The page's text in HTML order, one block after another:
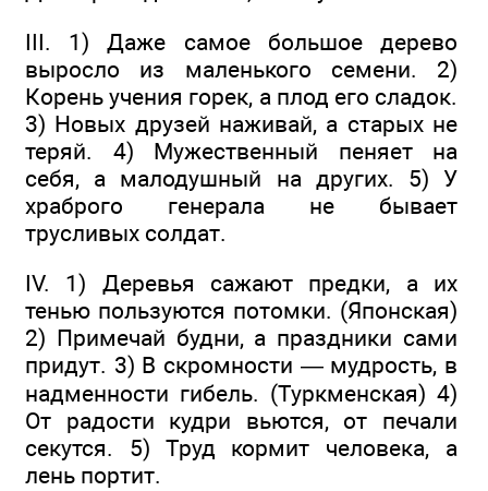
III. 1) Даже самое большое дерево
выросло из маленького семени. 2)
Корень учения горек, а плод его сладок.
3) Новых друзей наживай, а старых не
теряй. 4) Мужественный пеняет на
себя, а малодушный на других. 5) У
храброго генерала не бывает
трусливых солдат.
IV. 1) Деревья сажают предки, а их
тенью пользуются потомки. (Японская)
2) Примечай будни, а праздники сами
придут. 3) В скромности — мудрость, в
надменности гибель. (Туркменская) 4)
От радости кудри вьются, от печали
секутся. 5) Труд кормит человека, а
лень портит.